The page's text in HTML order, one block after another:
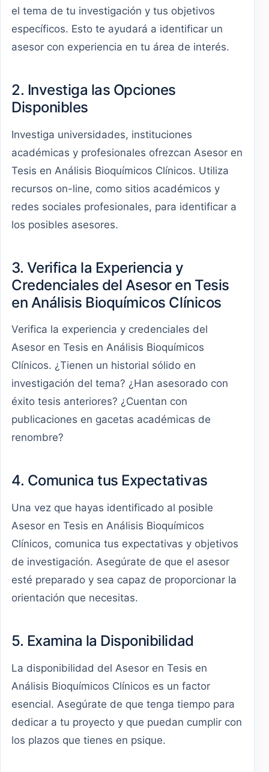
el tema de tu investigación y tus objetivos
específicos. Esto te ayudará a identificar un
asesor con experiencia en tu área de interés.
2. Investiga las Opciones
Disponibles
Investiga universidades, instituciones
académicas y profesionales ofrezcan Asesor en
Tesis en Análisis Bioquímicos Clínicos. Utiliza
recursos on-line, como sitios académicos y
redes sociales profesionales, para identificar a
los posibles asesores.
3. Verifica la Experiencia y
Credenciales del Asesor en Tesis
en Análisis Bioquímicos Clínicos
Verifica la experiencia y credenciales del
Asesor en Tesis en Análisis Bioquímicos
Clínicos. ¿Tienen un historial sólido en
investigación del tema? ¿Han asesorado con
éxito tesis anteriores? ¿Cuentan con
publicaciones en gacetas académicas de
renombre?
4. Comunica tus Expectativas
Una vez que hayas identificado al posible
Asesor en Tesis en Análisis Bioquímicos
Clínicos, comunica tus expectativas y objetivos
de investigación. Asegúrate de que el asesor
esté preparado y sea capaz de proporcionar la
orientación que necesitas.
5. Examina la Disponibilidad
La disponibilidad del Asesor en Tesis en
Análisis Bioquímicos Clínicos es un factor
esencial. Asegúrate de que tenga tiempo para
dedicar a tu proyecto y que puedan cumplir con
los plazos que tienes en psique.